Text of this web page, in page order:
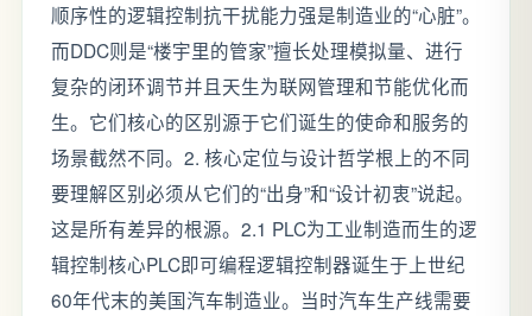
顺序性的逻辑控制抗干扰能力强是制造业的“心脏”。
而DDC则是“楼宇里的管家”擅长处理模拟量、进行
复杂的闭环调节并且天生为联网管理和节能优化而
生。它们核心的区别源于它们诞生的使命和服务的
场景截然不同。2. 核心定位与设计哲学根上的不同
要理解区别必须从它们的“出身”和“设计初衷”说起。
这是所有差异的根源。2.1 PLC为工业制造而生的逻
辑控制核心PLC即可编程逻辑控制器诞生于上世纪
60年代末的美国汽车制造业。当时汽车生产线需要